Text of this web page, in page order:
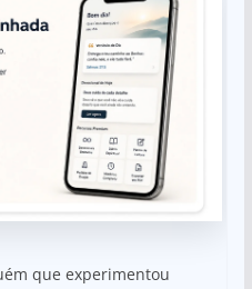
que experimentou